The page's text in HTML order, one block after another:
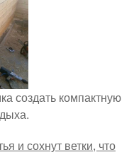
создать компактную